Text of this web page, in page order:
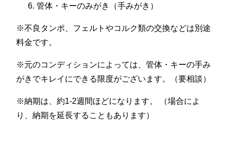
管体・キーのみがき（手みがき）
※不良タンポ、フェルトやコルク類の交換などは別途
料金です。
※元のコンディションによっては、管体・キーの手み
がきでキレイにできる限度がございます。（要相談）
※納期は、約1-2週間ほどになります。 （場合によ
り、納期を延長することもあります）